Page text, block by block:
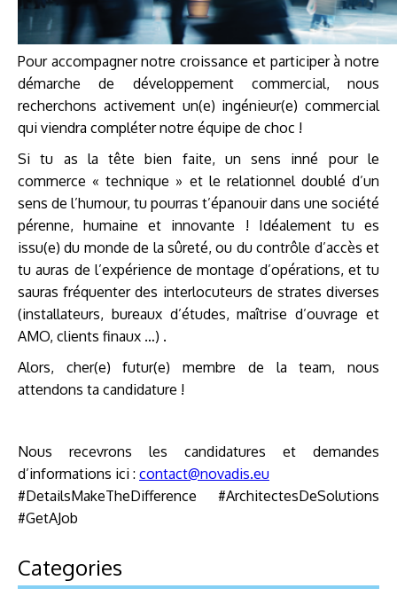
POLITIQUE
DE
COOKIES
(UE)
(0)1
41
34
09
90
com@novadis.eu
Pour accompagner notre croissance et participer à notre
démarche de développement commercial, nous
recherchons activement un(e) ingénieur(e) commercial
qui viendra compléter notre équipe de choc !
Si tu as la tête bien faite, un sens inné pour le
commerce « technique » et le relationnel doublé d’un
sens de l’humour, tu pourras t’épanouir dans une société
pérenne, humaine et innovante ! Idéalement tu es
issu(e) du monde de la sûreté, ou du contrôle d’accès et
tu auras de l’expérience de montage d’opérations, et tu
sauras fréquenter des interlocuteurs de strates diverses
(installateurs, bureaux d’études, maîtrise d’ouvrage et
AMO, clients finaux …) .
Alors, cher(e) futur(e) membre de la team, nous
attendons ta candidature !
Nous recevrons les candidatures et demandes
d’informations ici : contact@novadis.eu
#DetailsMakeTheDifference #ArchitectesDeSolutions
#GetAJob
Categories